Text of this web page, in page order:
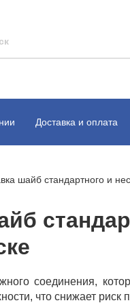
Доставка и оплата
шайб стандартного и
соединения,
что снижает риск